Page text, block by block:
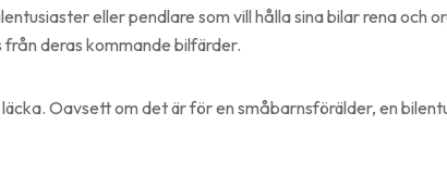
eller pendlare som vill hålla sina bilar rena och
deras kommande bilfärder.
Oavsett om det är för en småbarnsförälder, en